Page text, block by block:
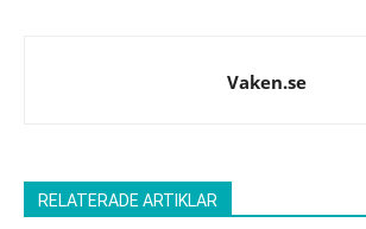
Vaken.se
RELATERADE ARTIKLAR